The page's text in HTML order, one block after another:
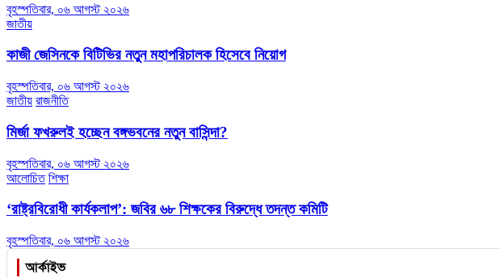
বৃহস্পতিবার, ০৬ আগস্ট ২০২৬
জাতীয়
কাজী জেসিনকে বিটিভির নতুন মহাপরিচালক হিসেবে নিয়োগ
বৃহস্পতিবার, ০৬ আগস্ট ২০২৬
জাতীয় রাজনীতি
মির্জা ফখরুলই হচ্ছেন বঙ্গভবনের নতুন বাসিন্দা?
বৃহস্পতিবার, ০৬ আগস্ট ২০২৬
আলোচিত শিক্ষা
‘রাষ্ট্রবিরোধী কার্যকলাপ’: জবির ৬৮ শিক্ষকের বিরুদ্ধে তদন্ত কমিটি
বৃহস্পতিবার, ০৬ আগস্ট ২০২৬
আর্কাইভ